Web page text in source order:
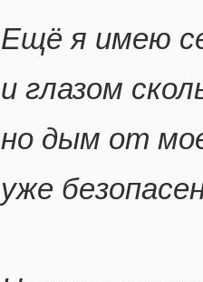
Ещё я имею
и глазом
но дым от
уже